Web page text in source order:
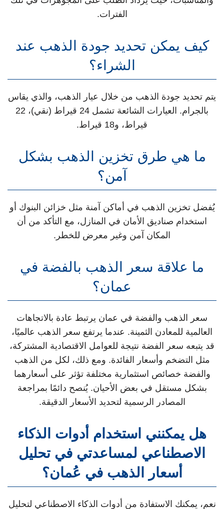
الفترات.
كيف يمكن تحديد جودة الذهب عند
الشراء؟
يتم تحديد جودة الذهب من خلال عيار الذهب، والذي يقاس
بالجرام. العيارات الشائعة تشمل 24 قيراط (نقي)، 22
قيراط، و18 قيراط.
ما هي طرق تخزين الذهب بشكل
آمن؟
يُفضل تخزين الذهب في أماكن آمنة مثل خزائن البنوك أو
استخدام صناديق الأمان في المنازل، مع التأكد من أن
المكان آمن وغير معرض للخطر.
ما علاقة سعر الذهب بالفضة في
عمان؟
سعر الذهب والفضة في عمان يرتبط عادة بالاتجاهات
العالمية للمعادن الثمينة. عندما يرتفع سعر الذهب عالميًا،
قد يتبعه سعر الفضة نتيجة للعوامل الاقتصادية المشتركة،
مثل التضخم وأسعار الفائدة. ومع ذلك، لكل من الذهب
والفضة خصائص استثمارية مختلفة تؤثر على أسعارهما
بشكل مستقل في بعض الأحيان. يُنصح دائمًا بمراجعة
المصادر الرسمية لتحديد الأسعار الدقيقة.
هل يمكنني استخدام أدوات الذكاء
الاصطناعي لمساعدتي في تحليل
أسعار الذهب في عُمان؟
نعم، يمكنك الاستفادة من أدوات الذكاء الاصطناعي لتحليل